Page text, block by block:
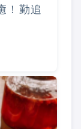
！勤追